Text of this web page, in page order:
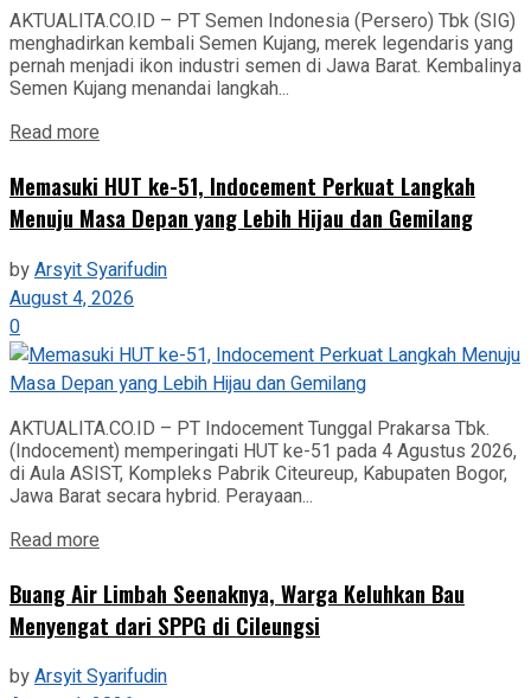
AKTUALITA.CO.ID – PT Semen Indonesia (Persero) Tbk (SIG)
menghadirkan kembali Semen Kujang, merek legendaris yang
pernah menjadi ikon industri semen di Jawa Barat. Kembalinya
Semen Kujang menandai langkah...
Read more
Memasuki HUT ke-51, Indocement Perkuat Langkah
Menuju Masa Depan yang Lebih Hijau dan Gemilang
byArsyit Syarifudin
August 4, 2026
0
AKTUALITA.CO.ID – PT Indocement Tunggal Prakarsa Tbk.
(Indocement) memperingati HUT ke-51 pada 4 Agustus 2026,
di Aula ASIST, Kompleks Pabrik Citeureup, Kabupaten Bogor,
Jawa Barat secara hybrid. Perayaan...
Read more
‎Buang Air Limbah Seenaknya, Warga Keluhkan Bau
Menyengat dari SPPG di Cileungsi
byArsyit Syarifudin